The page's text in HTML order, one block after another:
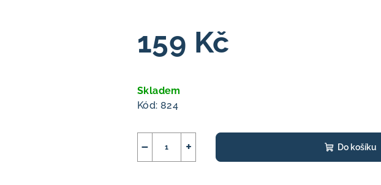
je
0,0
hvězdiček.
159 Kč
cena:
Skladem
Kód: 824
+
− Do košíku